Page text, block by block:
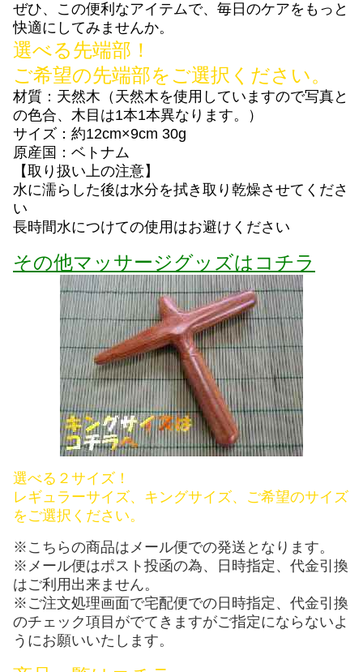
ぜひ、この便利なアイテムで、毎日のケアをもっと
快適にしてみませんか。
選べる先端部！
ご希望の先端部をご選択ください。
材質：天然木（天然木を使用していますので写真と
の色合、木目は1本1本異なります。）
サイズ：約12cm×9cm 30g
原産国：ベトナム
【取り扱い上の注意】
水に濡らした後は水分を拭き取り乾燥させてくださ
い
長時間水につけての使用はお避けください
その他マッサージグッズはコチラ
選べる２サイズ！
レギュラーサイズ、キングサイズ、ご希望のサイズ
をご選択ください。
※こちらの商品はメール便での発送となります。
※メール便はポスト投函の為、日時指定、代金引換
はご利用出来ません。
※ご注文処理画面で宅配便での日時指定、代金引換
のチェック項目がでてきますがご指定にならないよ
うにお願いいたします。